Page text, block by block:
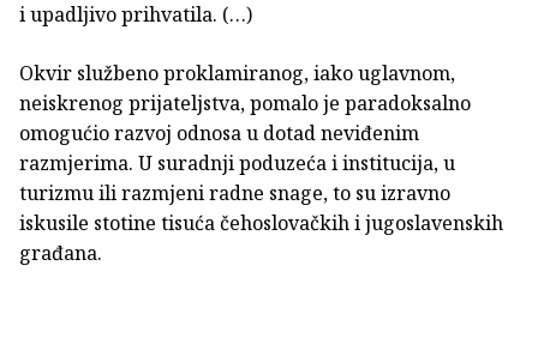
i upadljivo prihvatila. (…)
Okvir službeno proklamiranog, iako uglavnom,
neiskrenog prijateljstva, pomalo je paradoksalno
omogućio razvoj odnosa u dotad neviđenim
razmjerima. U suradnji poduzeća i institucija, u
turizmu ili razmjeni radne snage, to su izravno
iskusile stotine tisuća čehoslovačkih i jugoslavenskih
građana.